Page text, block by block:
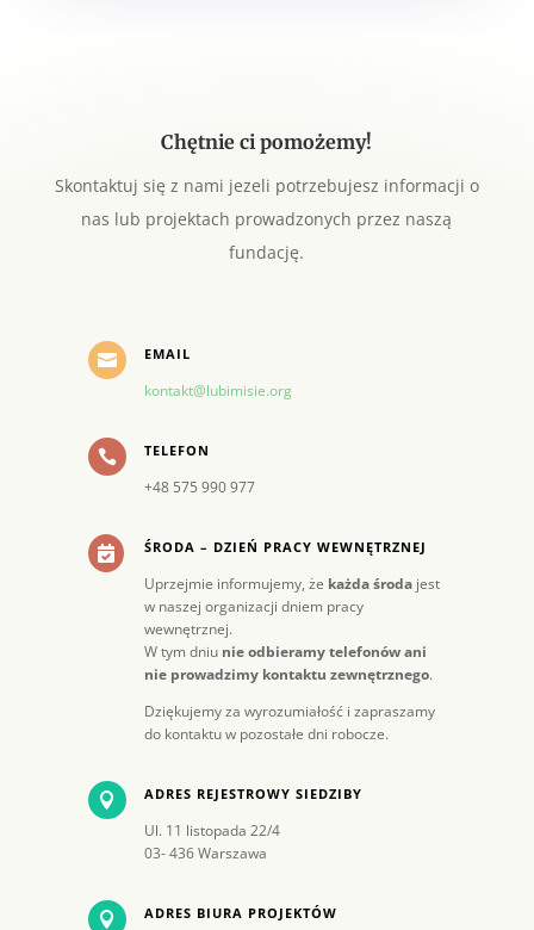
Chętnie ci pomożemy!
Skontaktuj się z nami jezeli potrzebujesz informacji o
nas lub projektach prowadzonych przez naszą
fundację.
 EMAIL
kontakt@lubimisie.org
 TELEFON
+48 575 990 977
 ŚRODA – DZIEŃ PRACY WEWNĘTRZNEJ
Uprzejmie informujemy, że każda środajest
w naszej organizacji dniem pracy
wewnętrznej.
W tym dniu nie odbieramy telefonów ani
nie prowadzimy kontaktu zewnętrznego.
Dziękujemy za wyrozumiałość i zapraszamy
do kontaktu w pozostałe dni robocze.
 ADRES REJESTROWY SIEDZIBY
Ul. 11 listopada 22/4
03- 436 Warszawa
 ADRES BIURA PROJEKTÓW